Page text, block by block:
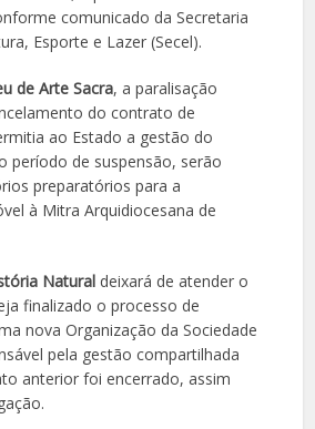
comunicado da Secretaria
Esporte e Lazer (Secel).
de Arte Sacra, a paralisação
do contrato de
ao Estado a gestão do
período de suspensão, serão
preparatórios para a
à Mitra Arquidiocesana de
Natural deixará de atender o
finalizado o processo de
nova Organização da Sociedade
pela gestão compartilhada
anterior foi encerrado, assim